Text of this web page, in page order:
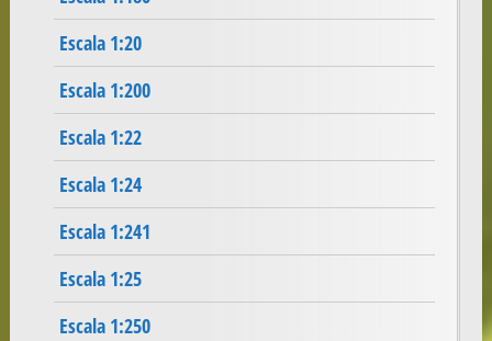
Escala 1:20
Escala 1:200
Escala 1:22
Escala 1:24
Escala 1:241
Escala 1:25
Escala 1:250